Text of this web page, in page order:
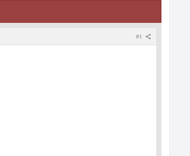
#1